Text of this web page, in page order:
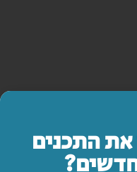
התכנים